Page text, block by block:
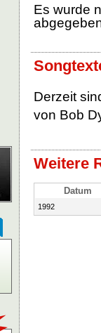
Es wurde
Derzeit
von Bob
Weitere
Datum
1992